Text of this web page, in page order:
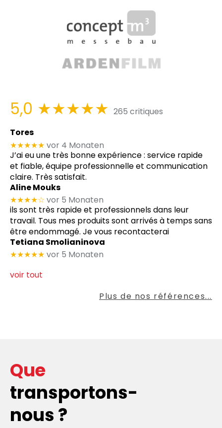
5,0 ★★★★★ 265 critiques
Tores
★★★★★ vor 4 Monaten
J’ai eu une très bonne expérience : service rapide
et fiable, équipe professionnelle et communication
claire. Très satisfait.
Aline Mouks
★★★★☆ vor 5 Monaten
ils sont très rapide et professionnels dans leur
travail. Tous mes produits sont arrivés à temps sans
être endommagé. Je vous recontacterai
Tetiana Smolianinova
★★★★★ vor 5 Monaten
voir tout
Plus de nos références...
Que
transportons-
nous ?